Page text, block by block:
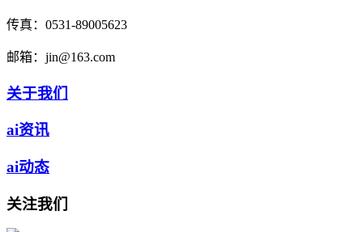
传真： 0531-89005623
邮箱： jin@163.com
关于我们
ai资讯
ai动态
关注我们